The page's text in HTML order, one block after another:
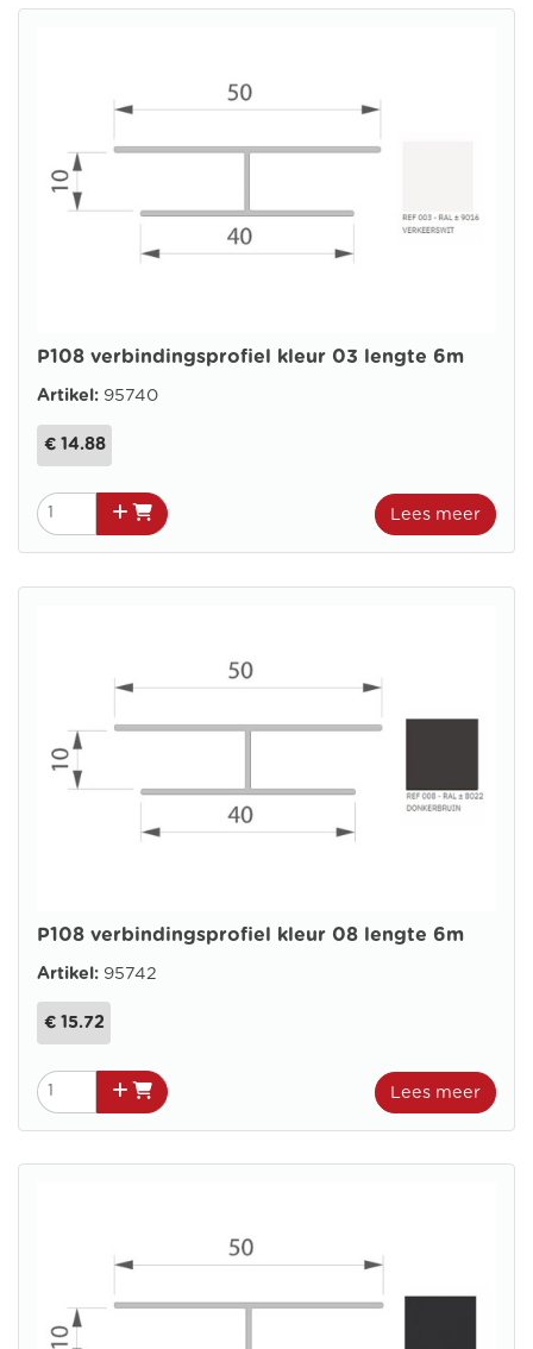
P108 verbindingsprofiel kleur 03 lengte 6m
Artikel: 95740
€ 14.88
Lees meer
P108 verbindingsprofiel kleur 08 lengte 6m
Artikel: 95742
€ 15.72
Lees meer